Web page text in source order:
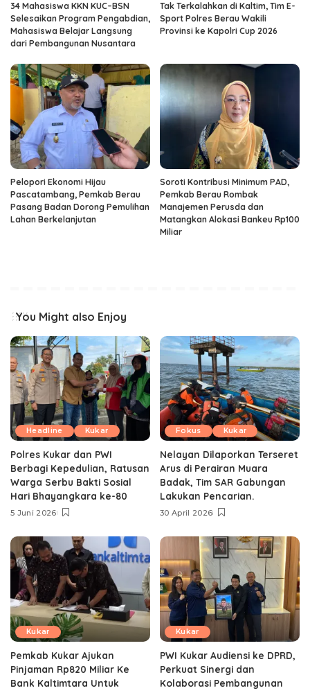
34 Mahasiswa KKN KUC–BSN
Selesaikan Program Pengabdian,
Mahasiswa Belajar Langsung
dari Pembangunan Nusantara
Tak Terkalahkan di Kaltim, Tim E-
Sport Polres Berau Wakili
Provinsi ke Kapolri Cup 2026
Pelopori Ekonomi Hijau
Pascatambang, Pemkab Berau
Pasang Badan Dorong Pemulihan
Lahan Berkelanjutan
Soroti Kontribusi Minimum PAD,
Pemkab Berau Rombak
Manajemen Perusda dan
Matangkan Alokasi Bankeu Rp100
Miliar
You Might also Enjoy
Headline Kukar
Polres Kukar dan PWI
Berbagi Kepedulian, Ratusan
Warga Serbu Bakti Sosial
Hari Bhayangkara ke-80
5 Juni 2026
Fokus Kukar
Nelayan Dilaporkan Terseret
Arus di Perairan Muara
Badak, Tim SAR Gabungan
Lakukan Pencarian.
30 April 2026
Kukar
Pemkab Kukar Ajukan
Pinjaman Rp820 Miliar Ke
Bank Kaltimtara Untuk
Kukar
PWI Kukar Audiensi ke DPRD,
Perkuat Sinergi dan
Kolaborasi Pembangunan